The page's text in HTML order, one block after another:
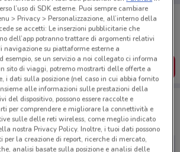
sempre con te!
le migliori offerte dei negozi vicino a te,
e creare la tua lista del risparmio, comodamente
SCARICA L’APP
nelle vicinanze
l’uso di SDK esterne. Puoi sempre cambiare
> Privacy > Personalizzazione, all’interno della
se accetti: Le inserzioni pubblicitarie che
dell’app potranno trattare di argomenti relativi
su piattaforme esterne a
esempio, se un servizio a noi collegato ci informa
sito di viaggi, potremo mostrarti delle offerte a
i dati sulla posizione (nel caso in cui abbia fornito
alle informazioni sulle prestazioni della
del dispositivo, possono essere raccolte e
per comprendere e migliorare la connettività e
sulle delle reti wireless, come meglio indicato
nostra Privacy Policy. Inoltre, i tuoi dati possono
per la creazione di report, ricerche di mercato,
analisi basate sulla posizione e analisi delle